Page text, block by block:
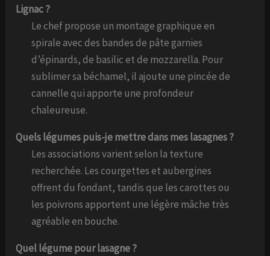
Lignac ?
Le chef propose un montage graphique en
spirale avec des bandes de pâte garnies
d’épinards, de basilic et de mozzarella. Pour
sublimer sa béchamel, il ajoute une pincée de
cannelle qui apporte une profondeur
chaleureuse.
Quels légumes puis-je mettre dans mes lasagnes ?
Les associations varient selon la texture
recherchée. Les courgettes et aubergines
offrent du fondant, tandis que les carottes ou
les poivrons apportent une légère mâche très
agréable en bouche.
Quel légume pour lasagne ?